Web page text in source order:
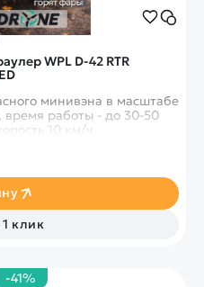
WPL D-42 RTR
минивэна в масштабе
время работы - до 30-50
10 км/ч.
клик
-41%